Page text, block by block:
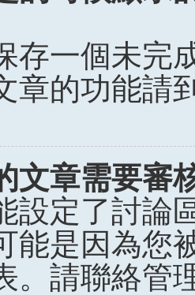
存一個未完
章的功能請
文章需要審
設定了討論
能是因為您
。請聯絡管